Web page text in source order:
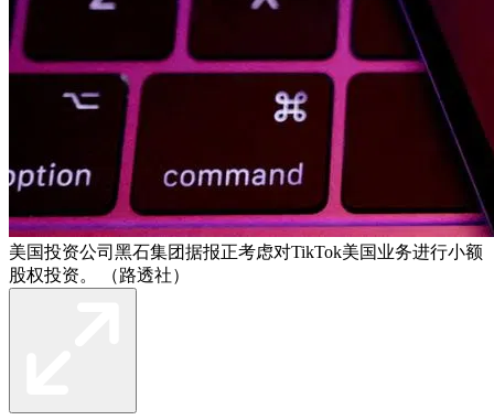
美国投资公司黑石集团据报正考虑对TikTok美国业务进行小额
股权投资。 （路透社）